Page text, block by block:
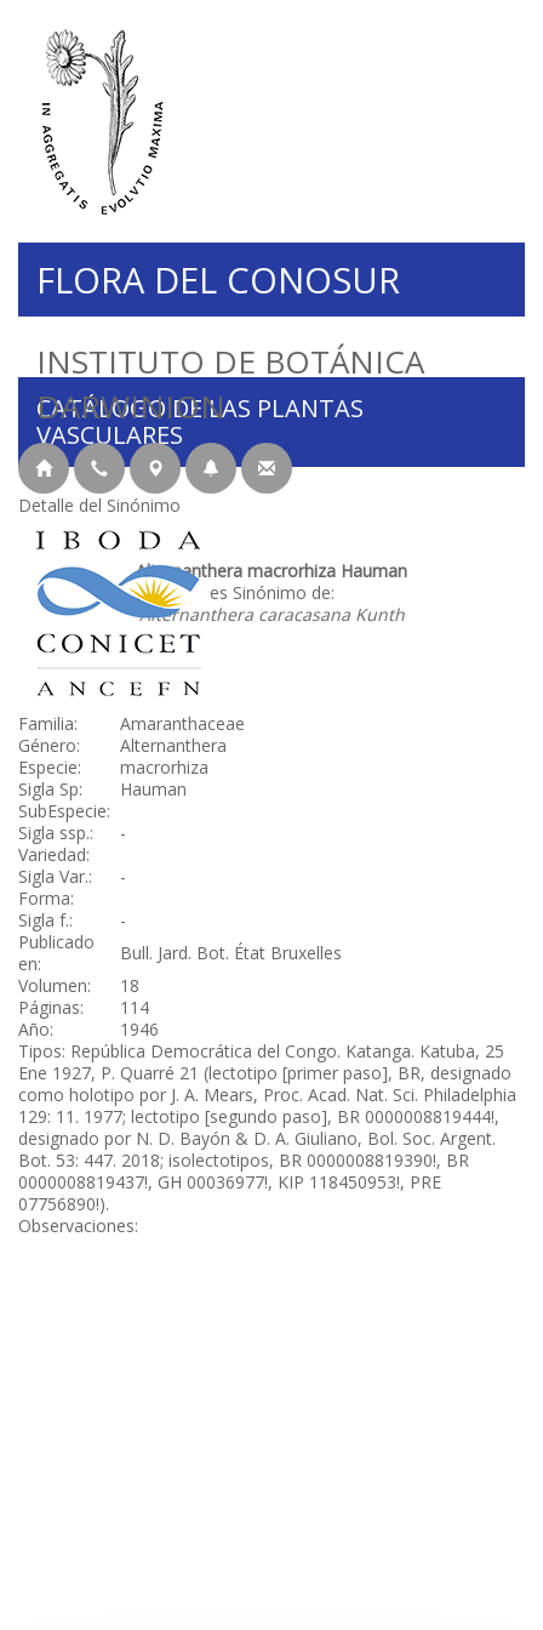
INSTITUTO DE BOTÁNICA
DARWINION
FLORA DEL CONOSUR
CATÁLOGO DE LAS PLANTAS
VASCULARES
Detalle del Sinónimo
Alternanthera macrorhiza Hauman
es Sinónimo de:
Alternanthera caracasana Kunth
Familia:
Amaranthaceae
Género:
Alternanthera
Especie:
macrorhiza
Sigla Sp:
Hauman
SubEspecie:
Sigla ssp.:
-
Variedad:
Sigla Var.:
-
Forma:
Sigla f.:
-
Publicado
en:
Bull. Jard. Bot. État Bruxelles
Volumen:
18
Páginas:
114
Año:
1946
Tipos: República Democrática del Congo. Katanga. Katuba, 25
Ene 1927, P. Quarré 21 (lectotipo [primer paso], BR, designado
como holotipo por J. A. Mears, Proc. Acad. Nat. Sci. Philadelphia
129: 11. 1977; lectotipo [segundo paso], BR 0000008819444!,
designado por N. D. Bayón & D. A. Giuliano, Bol. Soc. Argent.
Bot. 53: 447. 2018; isolectotipos, BR 0000008819390!, BR
0000008819437!, GH 00036977!, KIP 118450953!, PRE
07756890!).
Observaciones: